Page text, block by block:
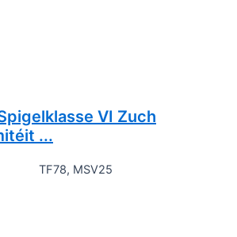
VI Zuch
...
TF78, MSV25